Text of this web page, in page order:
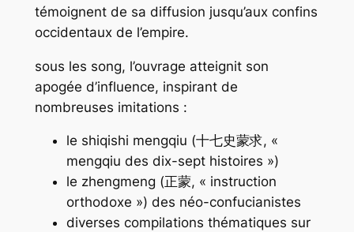
témoignent de sa diffusion jusqu’aux confins
occidentaux de l’empire.
sous les song, l’ouvrage atteignit son
apogée d’influence, inspirant de
nombreuses imitations :
le shiqishi mengqiu (十七史蒙求, «
mengqiu des dix-sept histoires »)
le zhengmeng (正蒙, « instruction
orthodoxe ») des néo-confucianistes
diverses compilations thématiques sur